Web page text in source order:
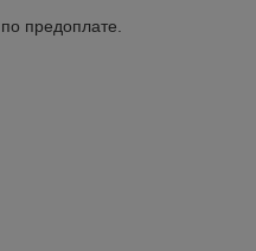
предоплате.